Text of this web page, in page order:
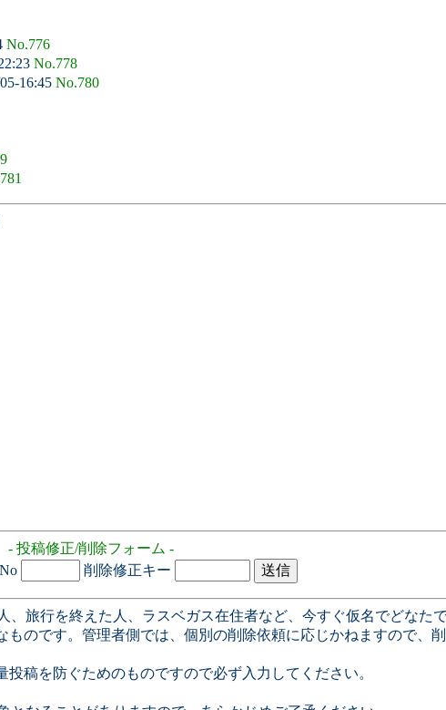
No.776
No.778
16:45 No.780
- 投稿修正/削除フォーム -
削除修正キー
旅行を終えた人、ラスベガス在住者など、今すぐ仮名でどなた
のです。管理者側では、個別の削除依頼に応じかねますので、
稿を防ぐためのものですので必ず入力してください。